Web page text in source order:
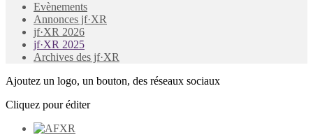
Evènements
Annonces jf·XR
jf·XR 2026
jf·XR 2025
Archives des jf·XR
Ajoutez un logo, un bouton, des réseaux sociaux
Cliquez pour éditer